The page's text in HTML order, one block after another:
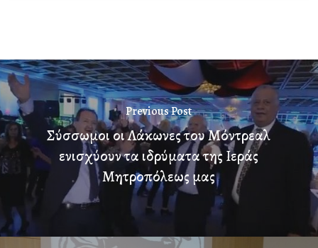
Previous Post
Σύσσωμοι οι Λάκωνες του Μόντρεαλ
ενισχύουν τα ιδρύματα της Ιεράς
Μητροπόλεως μας